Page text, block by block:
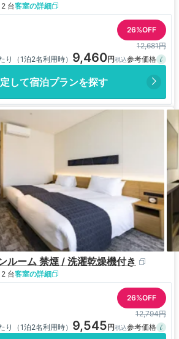
台客室の詳細
26%OFF
12,681円
り（1泊2名利用時） 9,460
して宿泊プランを探す
ルーム 禁煙 / 洗濯乾燥機付き​
台客室の詳細
26%OFF
12,794円
り（1泊2名利用時） 9,545